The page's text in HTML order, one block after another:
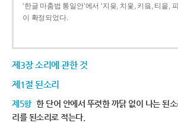
‘한글 마춤법 통일안’에서 ‘지읒, 치읓, 키읔, 티읕,
이 확정되었다.
제3장 소리에 관한 것
제1절 된소리
제5항 한 단어 안에서 뚜렷한 까닭 없이 나는 된
리를 된소리로 적는다.